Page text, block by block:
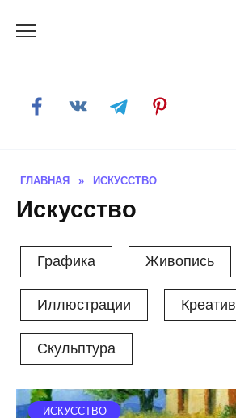
ГЛАВНАЯ » ИСКУССТВО
Искусство
Графика Живопись
Иллюстрации Креатив
Скульптура
ИСКУССТВО